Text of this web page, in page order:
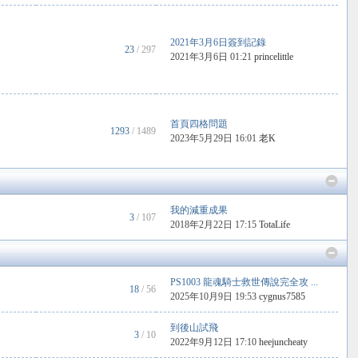
23 / 297
2021年3月6日簽到記錄
2021年3月6日 01:21princelittle
1293 / 1489
首頁四格問題
2023年5月29日 16:01老K
3 / 107
我的減重成果
2018年2月22日 17:15TotaLife
18 / 56
PS1003 龍魂騎士救世傳說完全攻 ...
2025年10月9日 19:53cygnus7585
3 / 10
到後山試飛
2022年9月12日 17:10heejuncheaty